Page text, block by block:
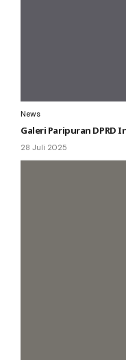
News
Galeri Paripuran DPRD
28 Juli 2025